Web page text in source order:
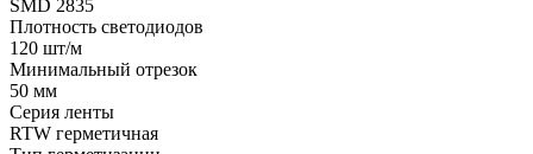
SMD 2835
Плотность светодиодов
120 шт/м
Минимальный отрезок
50 мм
Серия ленты
RTW герметичная